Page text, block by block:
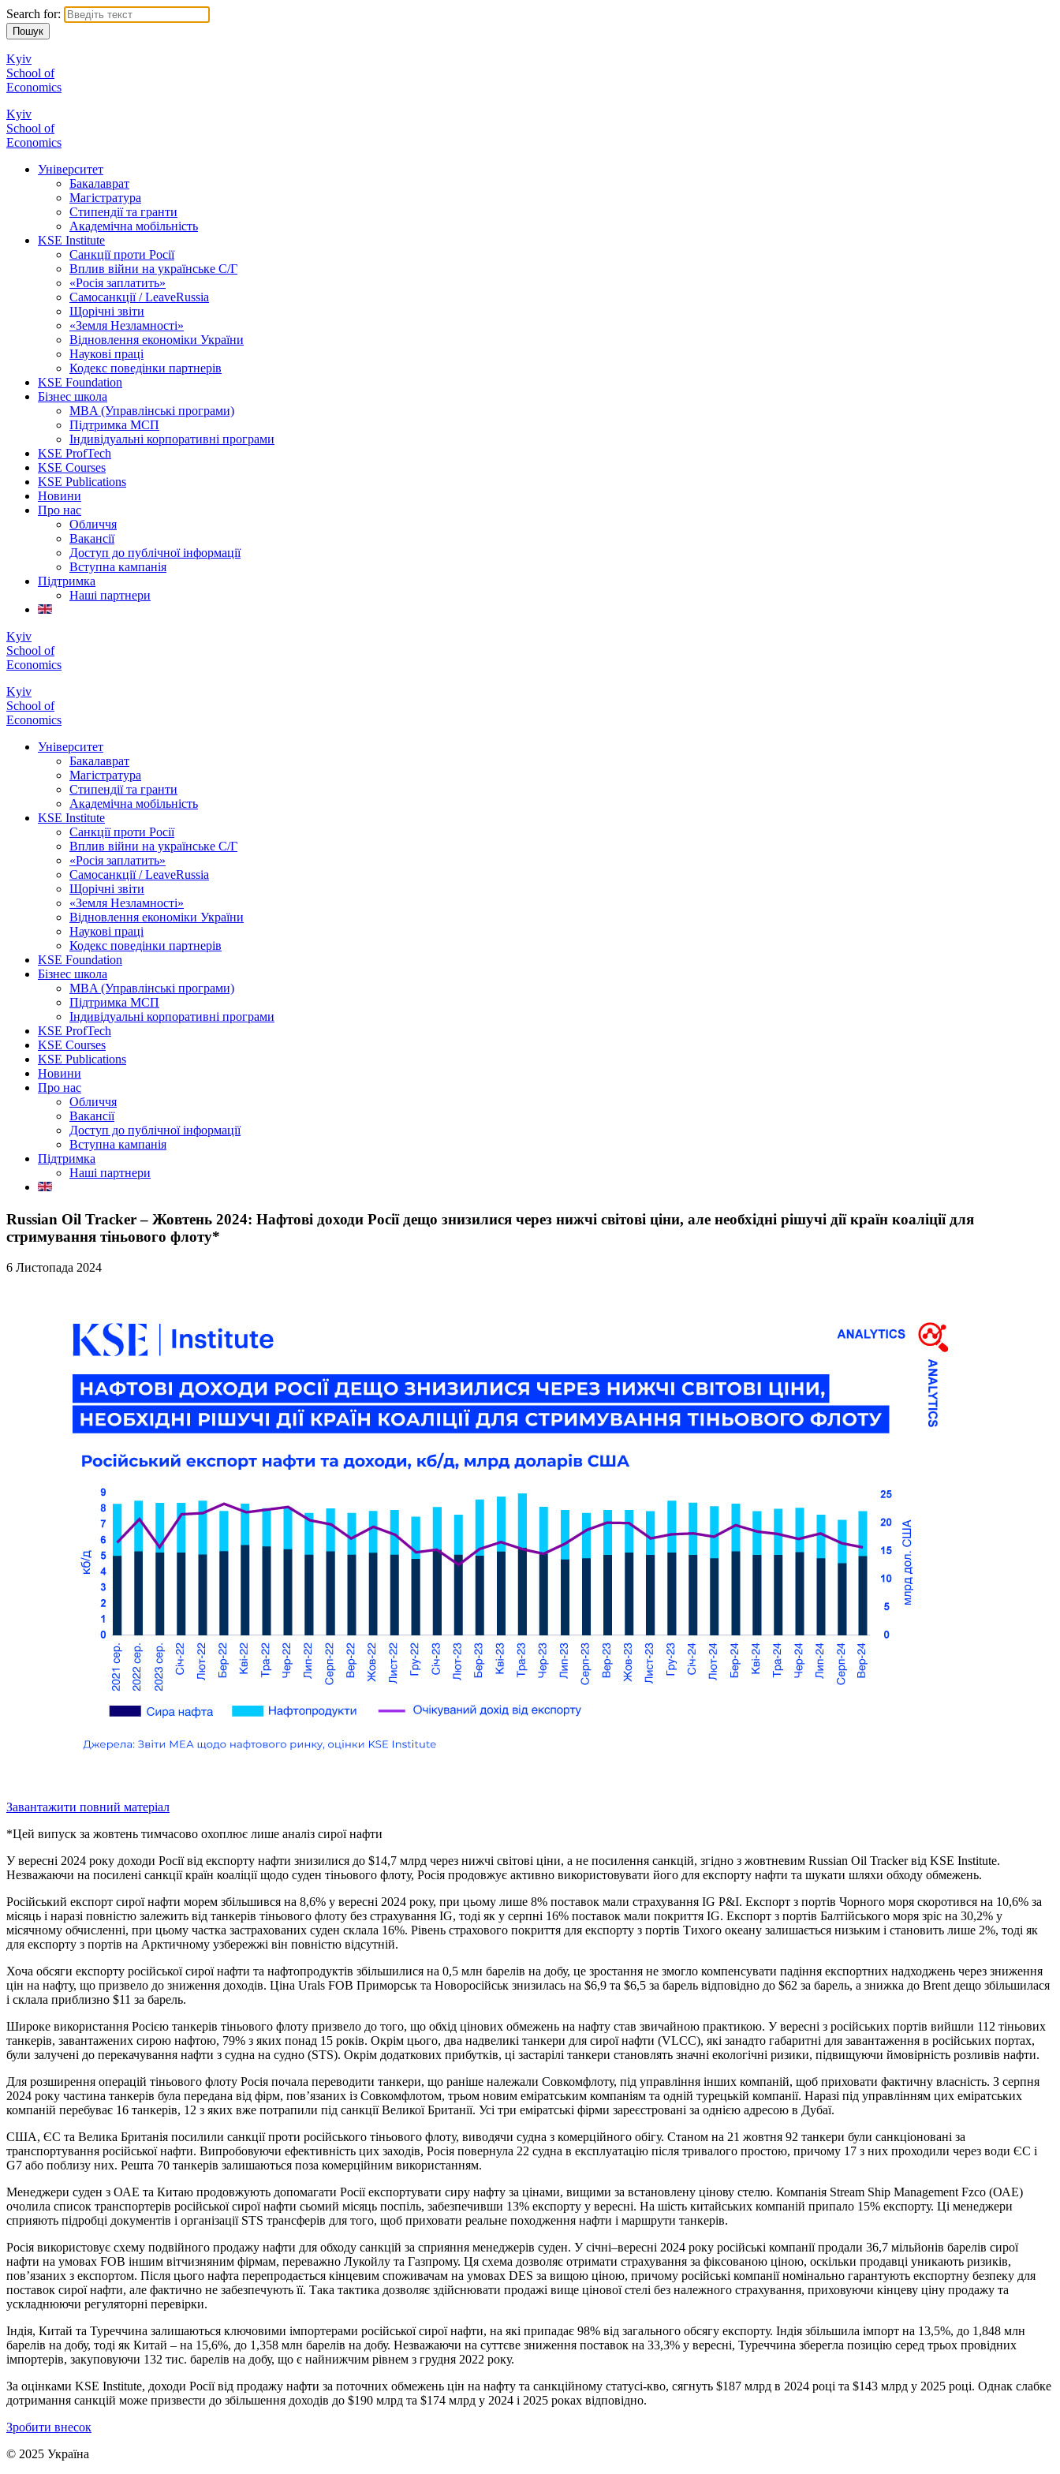
Search for:
Kyiv
School of
Economics
Kyiv
School of
Economics
Університет
Бакалаврат
Магістратура
Стипендії та гранти
Академічна мобільність
KSE Institute
Санкції проти Росії
Вплив війни на українське С/Г
«Росія заплатить»
Самосанкції / LeaveRussia
Щорічні звіти
«Земля Незламності»
Відновлення економіки України
Наукові праці
Кодекс поведінки партнерів
KSE Foundation
Бізнес школа
MBA (Управлінські програми)
Підтримка МСП
Індивідуальні корпоративні програми
KSE ProfTech
KSE Courses
KSE Publications
Новини
Про нас
Обличчя
Вакансії
Доступ до публічної інформації
Вступна кампанія
Підтримка
Наші партнери
Kyiv
School of
Economics
Kyiv
School of
Economics
Університет
Бакалаврат
Магістратура
Стипендії та гранти
Академічна мобільність
KSE Institute
Санкції проти Росії
Вплив війни на українське С/Г
«Росія заплатить»
Самосанкції / LeaveRussia
Щорічні звіти
«Земля Незламності»
Відновлення економіки України
Наукові праці
Кодекс поведінки партнерів
KSE Foundation
Бізнес школа
MBA (Управлінські програми)
Підтримка МСП
Індивідуальні корпоративні програми
KSE ProfTech
KSE Courses
KSE Publications
Новини
Про нас
Обличчя
Вакансії
Доступ до публічної інформації
Вступна кампанія
Підтримка
Наші партнери
Russian Oil Tracker – Жовтень 2024: Нафтові доходи Росії дещо знизилися через нижчі світові ціни, але необхідні рішучі дії країн коаліції для
стримування тіньового флоту*
6 Листопада 2024
Завантажити повний матеріал
*Цей випуск за жовтень тимчасово охоплює лише аналіз сирої нафти
У вересні 2024 року доходи Росії від експорту нафти знизилися до $14,7 млрд через нижчі світові ціни, а не посилення санкцій, згідно з жовтневим Russian Oil Tracker від KSE Institute.
Незважаючи на посилені санкції країн коаліції щодо суден тіньового флоту, Росія продовжує активно використовувати його для експорту нафти та шукати шляхи обходу обмежень.
Російський експорт сирої нафти морем збільшився на 8,6% у вересні 2024 року, при цьому лише 8% поставок мали страхування IG P&I. Експорт з портів Чорного моря скоротився на 10,6% за
місяць і наразі повністю залежить від танкерів тіньового флоту без страхування IG, тоді як у серпні 16% поставок мали покриття IG. Експорт з портів Балтійського моря зріс на 30,2% у
місячному обчисленні, при цьому частка застрахованих суден склала 16%. Рівень страхового покриття для експорту з портів Тихого океану залишається низьким і становить лише 2%, тоді як
для експорту з портів на Арктичному узбережжі він повністю відсутній.
Хоча обсяги експорту російської сирої нафти та нафтопродуктів збільшилися на 0,5 млн барелів на добу, це зростання не змогло компенсувати падіння експортних надходжень через зниження
цін на нафту, що призвело до зниження доходів. Ціна Urals FOB Приморськ та Новоросійськ знизилась на $6,9 та $6,5 за барель відповідно до $62 за барель, а знижка до Brent дещо збільшилася
і склала приблизно $11 за барель.
Широке використання Росією танкерів тіньового флоту призвело до того, що обхід цінових обмежень на нафту став звичайною практикою. У вересні з російських портів вийшли 112 тіньових
танкерів, завантажених сирою нафтою, 79% з яких понад 15 років. Окрім цього, два надвеликі танкери для сирої нафти (VLCC), які занадто габаритні для завантаження в російських портах,
були залучені до перекачування нафти з судна на судно (STS). Окрім додаткових прибутків, ці застарілі танкери становлять значні екологічні ризики, підвищуючи ймовірність розливів нафти.
Для розширення операцій тіньового флоту Росія почала переводити танкери, що раніше належали Совкомфлоту, під управління інших компаній, щоб приховати фактичну власність. З серпня
2024 року частина танкерів була передана від фірм, пов’язаних із Совкомфлотом, трьом новим еміратським компаніям та одній турецькій компанії. Наразі під управлінням цих еміратських
компаній перебуває 16 танкерів, 12 з яких вже потрапили під санкції Великої Британії. Усі три еміратські фірми зареєстровані за однією адресою в Дубаї.
США, ЄС та Велика Британія посилили санкції проти російського тіньового флоту, виводячи судна з комерційного обігу. Станом на 21 жовтня 92 танкери були санкціоновані за
транспортування російської нафти. Випробовуючи ефективність цих заходів, Росія повернула 22 судна в експлуатацію після тривалого простою, причому 17 з них проходили через води ЄС і
G7 або поблизу них. Решта 70 танкерів залишаються поза комерційним використанням.
Менеджери суден з ОАЕ та Китаю продовжують допомагати Росії експортувати сиру нафту за цінами, вищими за встановлену цінову стелю. Компанія Stream Ship Management Fzco (ОАЕ)
очолила список транспортерів російської сирої нафти сьомий місяць поспіль, забезпечивши 13% експорту у вересні. На шість китайських компаній припало 15% експорту. Ці менеджери
сприяють підробці документів і організації STS трансферів для того, щоб приховати реальне походження нафти і маршрути танкерів.
Росія використовує схему подвійного продажу нафти для обходу санкцій за сприяння менеджерів суден. У січні–вересні 2024 року російські компанії продали 36,7 мільйонів барелів сирої
нафти на умовах FOB іншим вітчизняним фірмам, переважно Лукойлу та Газпрому. Ця схема дозволяє отримати страхування за фіксованою ціною, оскільки продавці уникають ризиків,
пов’язаних з експортом. Після цього нафта перепродається кінцевим споживачам на умовах DES за вищою ціною, причому російські компанії номінально гарантують експортну безпеку для
поставок сирої нафти, але фактично не забезпечують її. Така тактика дозволяє здійснювати продажі вище цінової стелі без належного страхування, приховуючи кінцеву ціну продажу та
ускладнюючи регуляторні перевірки.
Індія, Китай та Туреччина залишаються ключовими імпортерами російської сирої нафти, на які припадає 98% від загального обсягу експорту. Індія збільшила імпорт на 13,5%, до 1,848 млн
барелів на добу, тоді як Китай – на 15,6%, до 1,358 млн барелів на добу. Незважаючи на суттєве зниження поставок на 33,3% у вересні, Туреччина зберегла позицію серед трьох провідних
імпортерів, закуповуючи 132 тис. барелів на добу, що є найнижчим рівнем з грудня 2022 року.
За оцінками KSE Institute, доходи Росії від продажу нафти за поточних обмежень цін на нафту та санкційному статусі-кво, сягнуть $187 млрд в 2024 році та $143 млрд у 2025 році. Однак слабке
дотримання санкцій може призвести до збільшення доходів до $190 млрд та $174 млрд у 2024 і 2025 роках відповідно.
Зробити внесок
© 2025 Україна